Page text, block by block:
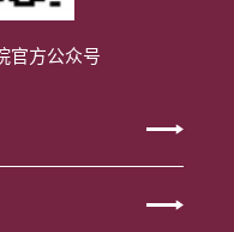
官方公众号